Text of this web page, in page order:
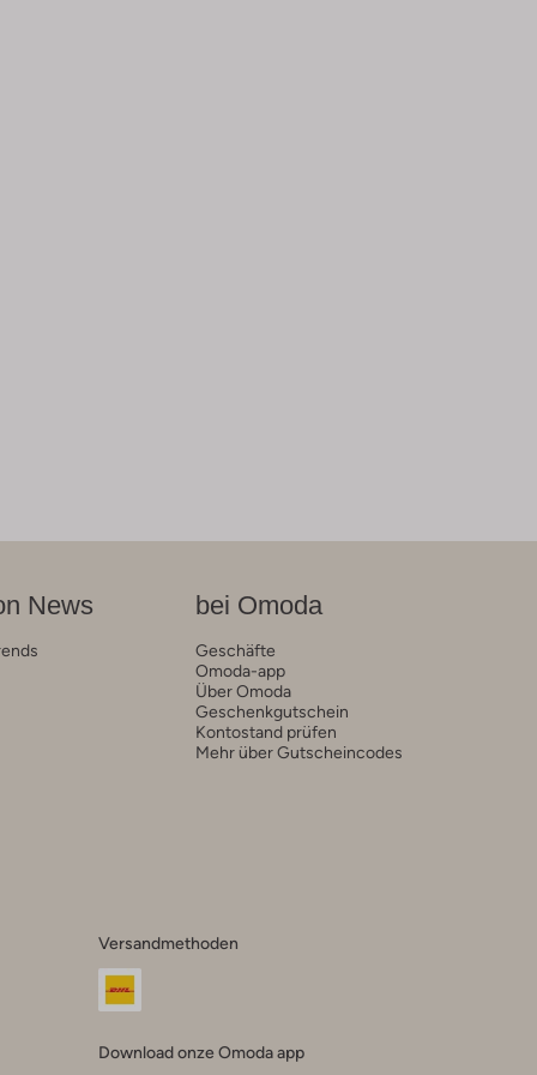
News bei Omoda
Geschäfte
Omoda-app
Über Omoda
Geschenkgutschein
Kontostand prüfen
Mehr über Gutscheincodes
Versandmethoden
Download onze Omoda app